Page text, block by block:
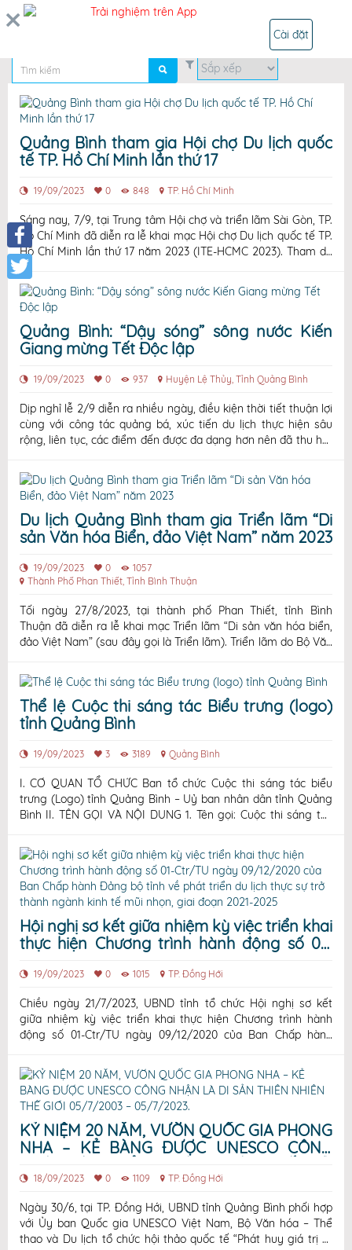
Facebook
Twitter
Quảng Bình tham gia Hội chợ Du lịch quốc
tế TP. Hồ Chí Minh lần thứ 17
19/09/2023 0 848 TP. Hồ Chí Minh
Sáng nay, 7/9, tại Trung tâm Hội chợ và triển lãm Sài Gòn, TP.
Hồ Chí Minh đã diễn ra lễ khai mạc Hội chợ Du lịch quốc tế TP.
Hồ Chí Minh lần thứ 17 năm 2023 (ITE-HCMC 2023). Tham dự
có đồng chí Hồ An Phong, Tỉnh ủy viên, Phó Chủ tịch UBND
tỉnh. Lễ Khai mạc Hội chợ Du lịch Quốc tế TP. Hồ Chí Minh –
Quảng Bình: “Dậy sóng” sông nước Kiến
Giang mừng Tết Độc lập
19/09/2023 0 937 Huyện Lệ Thủy, Tỉnh Quảng Bình
Dịp nghỉ lễ 2/9 diễn ra nhiều ngày, điều kiện thời tiết thuận lợi
cùng với công tác quảng bá, xúc tiến du lịch thực hiện sâu
rộng, liên tục, các điểm đến được đa dạng hơn nên đã thu hút
hội năm nay có 24 đội thuyền bơi nam chia làm 2 bảng
Du lịch Quảng Bình tham gia Triển lãm “Di
sản Văn hóa Biển, đảo Việt Nam” năm 2023
19/09/2023 0
1057
Thành Phố Phan Thiết, Tỉnh Bình Thuận
Tối ngày 27/8/2023, tại thành phố Phan Thiết, tỉnh Bình
Thuận đã diễn ra lễ khai mạc Triển lãm “Di sản văn hóa biển,
đảo Việt Nam” (sau đây gọi là Triển lãm). Triển lãm do Bộ Văn
tâm Triển lãm Văn hóa nghệ thuật Việt Nam chủ trì, phối hợp
Thể lệ Cuộc thi sáng tác Biểu trưng (logo)
tỉnh Quảng Bình
19/09/2023 3 3189 Quảng Bình
I. CƠ QUAN TỔ CHỨC Ban tổ chức Cuộc thi sáng tác biểu
trưng (Logo) tỉnh Quảng Bình – Uỷ ban nhân dân tỉnh Quảng
Bình II. TÊN GỌI VÀ NỘI DUNG 1. Tên gọi: Cuộc thi sáng tác
trưng (logo) tỉnh Quảng Bình phải có tính khái quát, nghệ
thuậ
Hội nghị sơ kết giữa nhiệm kỳ việc triển khai
thực hiện Chương trình hành động số 01-
hành Đảng bộ tỉnh về phát triển du lịch thực
sự trở thành ngành kinh tế mũi nhọn, giai
đoạn 2021-2025
19/09/2023 0 1015 TP. Đồng Hới
Chiều ngày 21/7/2023, UBND tỉnh tổ chức Hội nghị sơ kết
giữa nhiệm kỳ việc triển khai thực hiện Chương trình hành
động số 01-Ctr/TU ngày 09/12/2020 của Ban Chấp hành
kinh tế mũi nhọn, giai đoạn 2021-2025 do đồng chí Chủ tịch
UBND tỉnh Trần T
KỶ NIỆM 20 NĂM, VƯỜN QUỐC GIA PHONG
NHA – KẺ BÀNG ĐƯỢC UNESCO CÔNG
05/7/2003 – 05/7/2023.
18/09/2023 0 1109 TP. Đồng Hới
Ngày 30/6, tại TP. Đồng Hới, UBND tỉnh Quảng Bình phối hợp
với Ủy ban Quốc gia UNESCO Việt Nam, Bộ Văn hóa – Thể
thao và Du lịch tổ chức hội thảo quốc tế “Phát huy giá trị Di
Trải nghiệm trên App
Cài đặt